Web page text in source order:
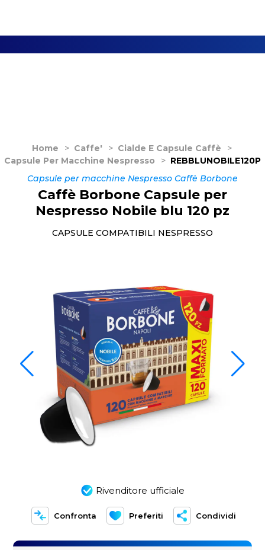
Home > Caffe' > Cialde E Capsule Caffè
>
Capsule Per Macchine Nespresso
> REBBLUNOBILE120P
Capsule per macchine Nespresso Caffè Borbone
Rivenditore ufficiale
Confronta Preferiti Condividi
Caffè Borbone Capsule per
Nespresso Nobile blu 120 pz
CAPSULE COMPATIBILI NESPRESSO